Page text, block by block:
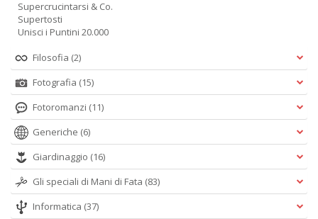
Supercrucintarsi & Co.
Supertosti
Unisci i Puntini 20.000
Filosofia (2)
Fotografia (15)
Fotoromanzi (11)
Generiche (6)
Giardinaggio (16)
Gli speciali di Mani di Fata (83)
Informatica (37)